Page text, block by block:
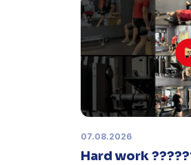
Zápas dorostu je
Čtvrtek 29. ledna |
Šumperku,které se
pátek 30. ledna ve
odloženo!
07.08.2026
Hard work